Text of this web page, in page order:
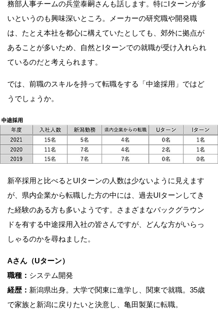
務部人事チームの兵堂泰嗣さんも話します。特にIターンが多
いというのも興味深いところ。メーカーの研究職や開発職
は、たとえ本社を都心に構えていたとしても、郊外に拠点が
あることが多いため、自然とIターンでの就職が受け入れられ
ているのだと考えられます。
では、前職のスキルを持って転職をする「中途採用」ではど
うでしょうか。
新卒採用と比べるとUIターンの人数は少ないように見えます
が、県内企業から転職した方の中には、過去UIターンしてき
た経験のある方も多いようです。さまざまなバックグラウン
ドを有する中途採用入社の皆さんですが、どんな方がいらっ
しゃるのかを尋ねました。
Aさん（Uターン）
職種： システム開発
経歴： 新潟県出身。大学で関東に進学し、関東で就職。35歳
で家族と新潟に戻りたいと決意し、亀田製菓に転職。